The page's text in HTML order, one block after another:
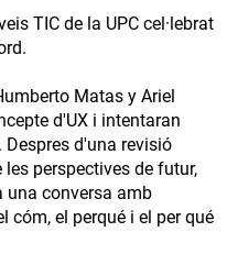
TIC de la UPC cel·lebrat
Matas y Ariel
d'UX i intentaran
d'una revisió
perspectives de futur,
una conversa amb
cóm, el perqué i el per qué